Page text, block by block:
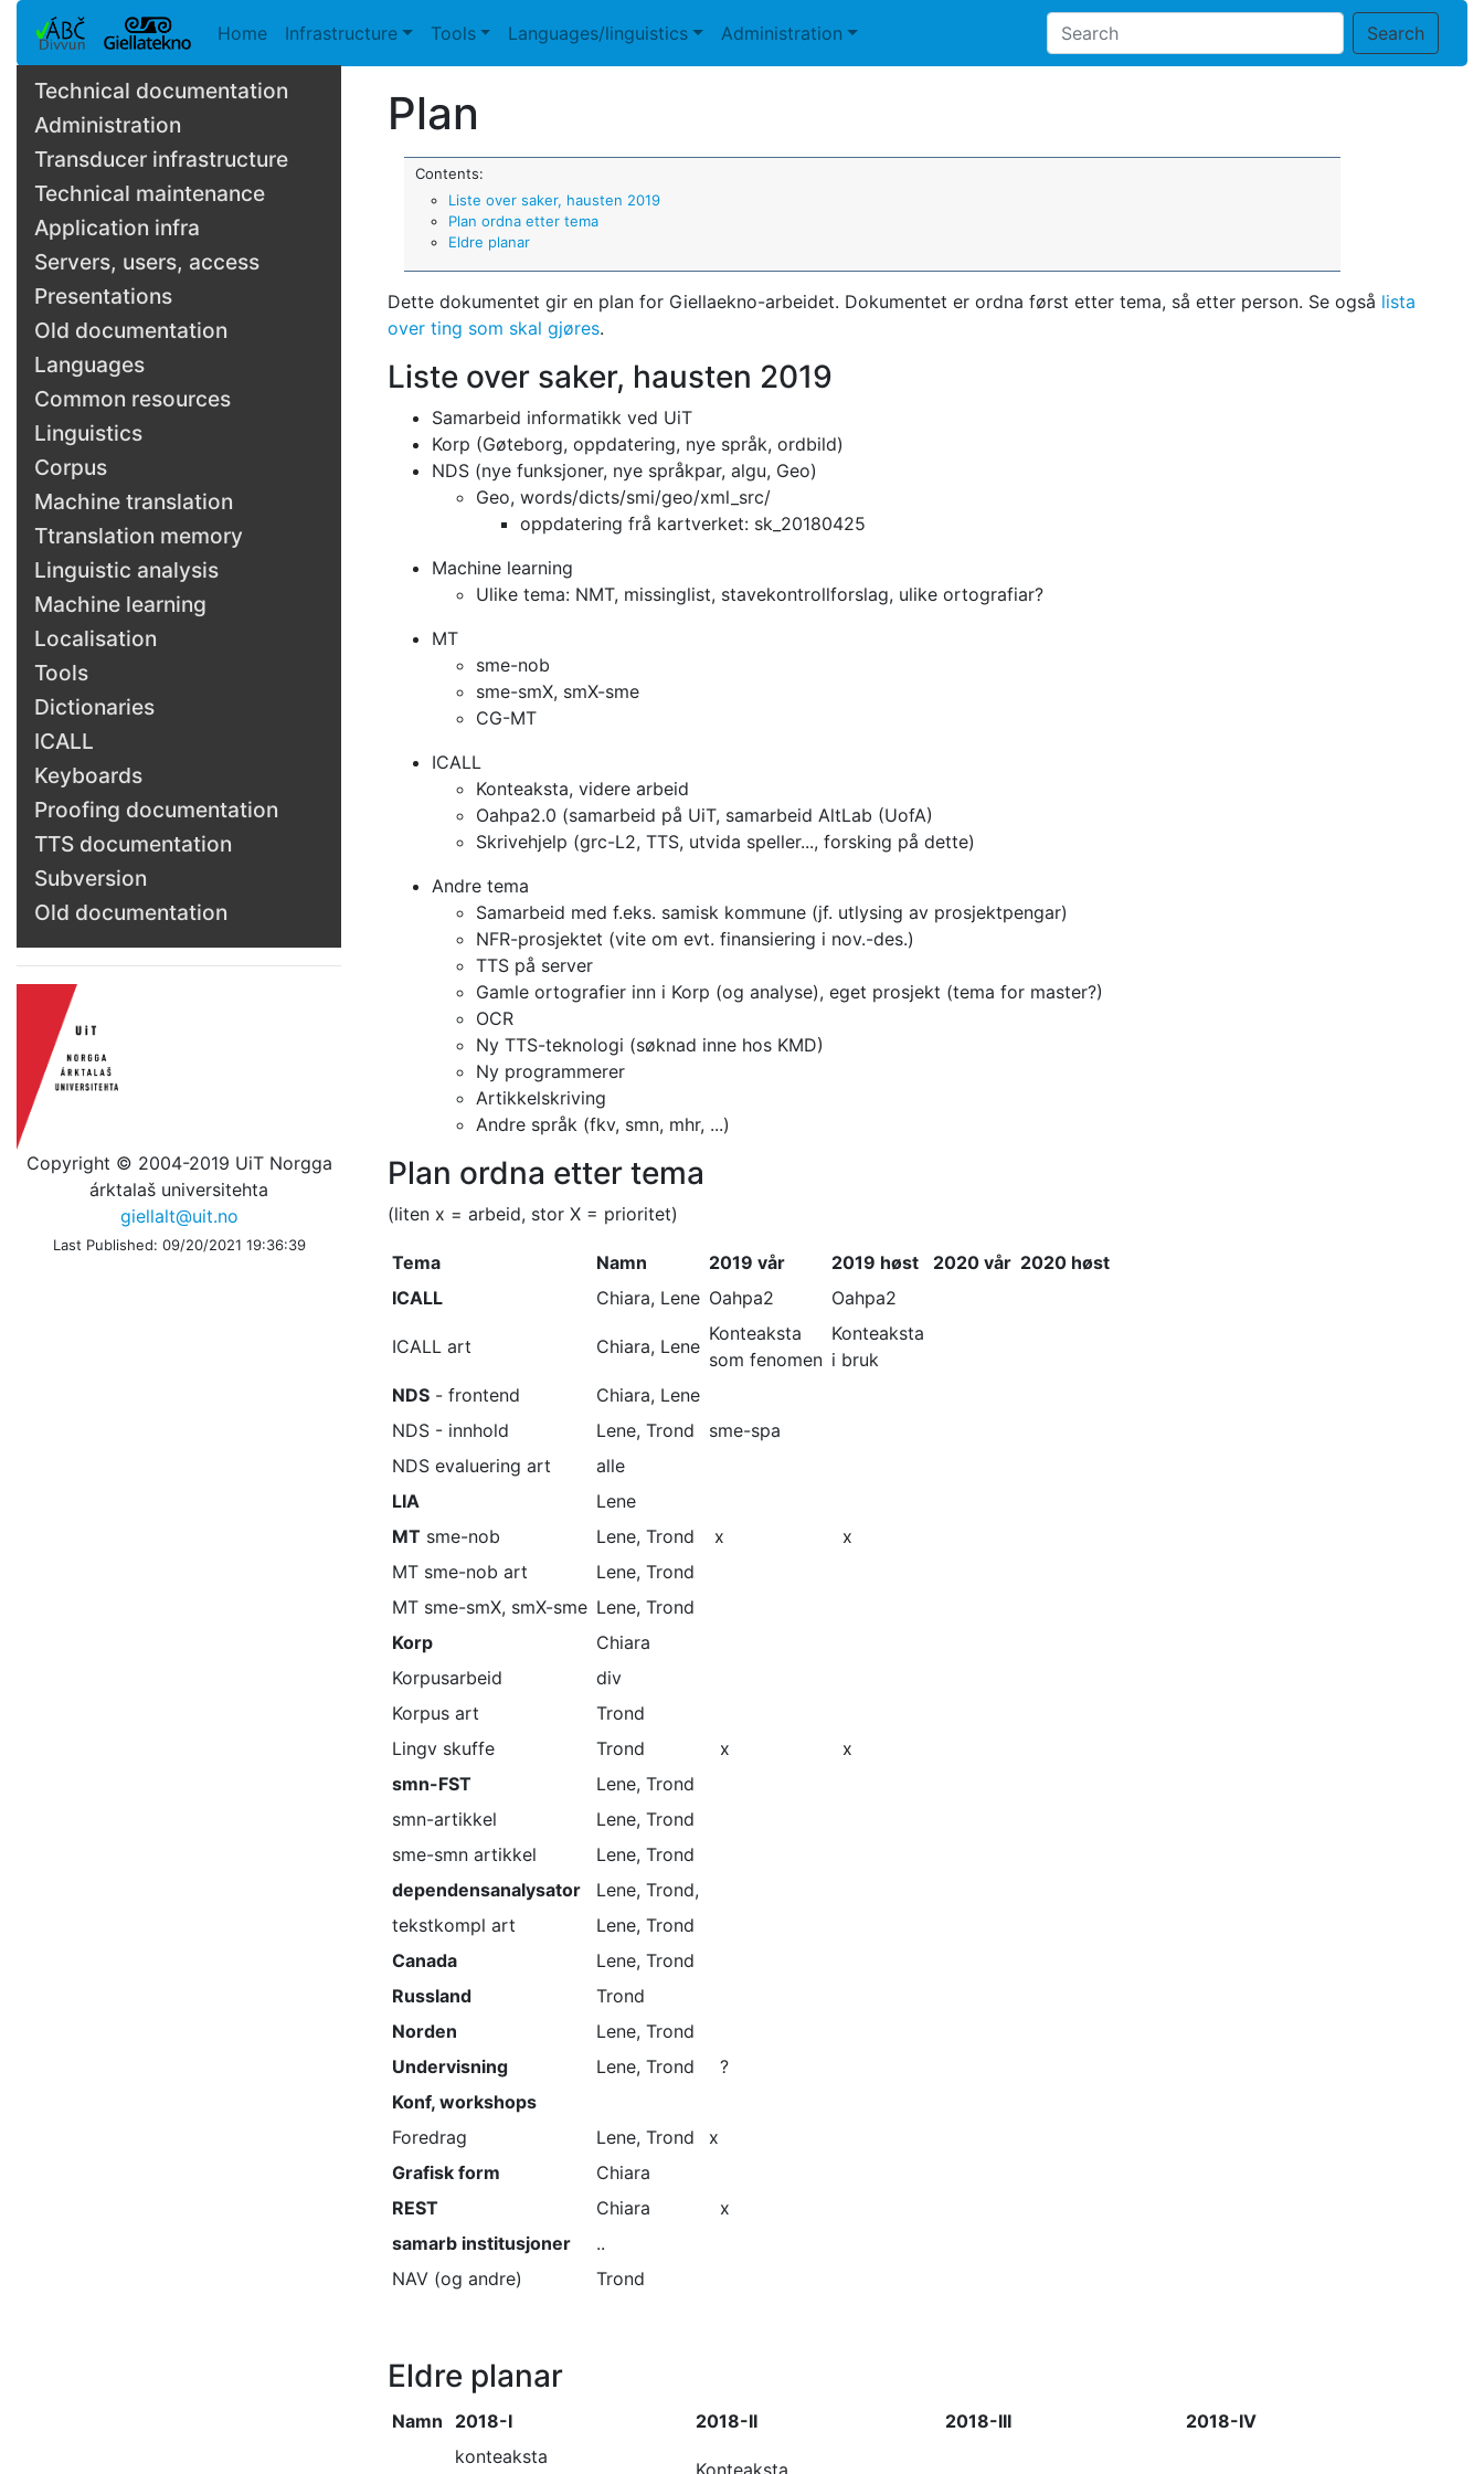
Home Infrastructure Tools Languages/linguistics Administration Search
Technical documentation
Administration
Transducer infrastructure
Technical maintenance
Application infra
Servers, users, access
Presentations
Old documentation
Languages
Common resources
Linguistics
Corpus
Machine translation
Ttranslation memory
Linguistic analysis
Machine learning
Localisation
Tools
Dictionaries
ICALL
Keyboards
Proofing documentation
TTS documentation
Subversion
Old documentation
Copyright © 2004-2019 UiT Norgga
árktalaš universitehta
giellalt@uit.no
Last Published: 09/20/2021 19:36:39
Plan
Contents:
Liste over saker, hausten 2019
Plan ordna etter tema
Eldre planar
Dette dokumentet gir en plan for Giellaekno-arbeidet. Dokumentet er ordna først etter tema, så etter person. Se også lista
over ting som skal gjøres.
Liste over saker, hausten 2019
Samarbeid informatikk ved UiT
Korp (Gøteborg, oppdatering, nye språk, ordbild)
NDS (nye funksjoner, nye språkpar, algu, Geo)
Geo, words/dicts/smi/geo/xml_src/
oppdatering frå kartverket: sk_20180425
Machine learning
Ulike tema: NMT, missinglist, stavekontrollforslag, ulike ortografiar?
MT
sme-nob
sme-smX, smX-sme
CG-MT
ICALL
Konteaksta, videre arbeid
Oahpa2.0 (samarbeid på UiT, samarbeid AltLab (UofA)
Skrivehjelp (grc-L2, TTS, utvida speller..., forsking på dette)
Andre tema
Samarbeid med f.eks. samisk kommune (jf. utlysing av prosjektpengar)
NFR-prosjektet (vite om evt. finansiering i nov.-des.)
TTS på server
Gamle ortografier inn i Korp (og analyse), eget prosjekt (tema for master?)
OCR
Ny TTS-teknologi (søknad inne hos KMD)
Ny programmerer
Artikkelskriving
Andre språk (fkv, smn, mhr, ...)
Plan ordna etter tema
(liten x = arbeid, stor X = prioritet)
Tema Namn 2019 vår 2019 høst 2020 vår 2020 høst
ICALL
Chiara, Lene Oahpa2 Oahpa2
ICALL art Chiara, Lene
Konteaksta
som fenomen
Konteaksta
i bruk
NDS - frontend
Chiara, Lene
NDS - innhold
Lene, Trond
sme-spa
NDS evaluering art
alle
LIA
Lene
MT sme-nob Lene, Trond x
x
MT sme-nob art
Lene, Trond
MT sme-smX, smX-sme Lene, Trond
Korp
Chiara
Korpusarbeid
div
Korpus art
Trond
Lingv skuffe
Trond x
x
smn-FST
Lene, Trond
smn-artikkel
Lene, Trond
sme-smn artikkel
Lene, Trond
dependensanalysator
Lene, Trond,
tekstkompl art
Lene, Trond
Canada
Lene, Trond
Russland
Trond
Norden
Lene, Trond
Undervisning
Lene, Trond
?
Konf, workshops
Foredrag
Lene, Trond
x
Grafisk form
Chiara
REST
Chiara
x
samarb institusjoner
..
NAV (og andre)
Trond
Eldre planar
Namn 2018-I 2018-II 2018-III
2018-IV
konteaksta
Konteaksta